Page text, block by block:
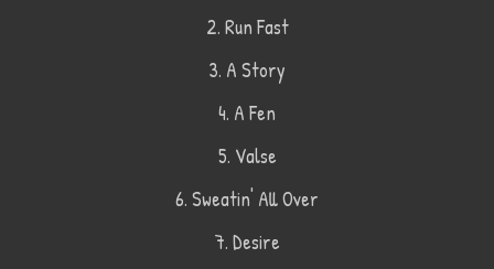
2. Run Fast
3. A Story
4. A Fen
5. Valse
6. Sweatin' All Over
7. Desire